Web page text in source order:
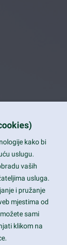
94043
kako bi
uslugu.
vaših
usluga.
i pružanje
mjestima od
sami
klikom na